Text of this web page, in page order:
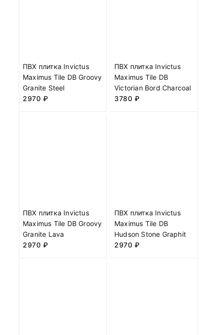
ПВХ плитка Invictus
Maximus Tile DB Groovy
Granite Steel
2970 ₽
ПВХ плитка Invictus
Maximus Tile DB
Victorian Bord Charcoal
3780 ₽
ПВХ плитка Invictus
Maximus Tile DB Groovy
Granite Lava
2970 ₽
ПВХ плитка Invictus
Maximus Tile DB
Hudson Stone Graphit
2970 ₽